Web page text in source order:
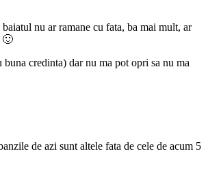
nu ar ramane cu fata, ba mai mult, ar
🙂
credinta) dar nu ma pot opri sa nu ma
de azi sunt altele fata de cele de acum 5